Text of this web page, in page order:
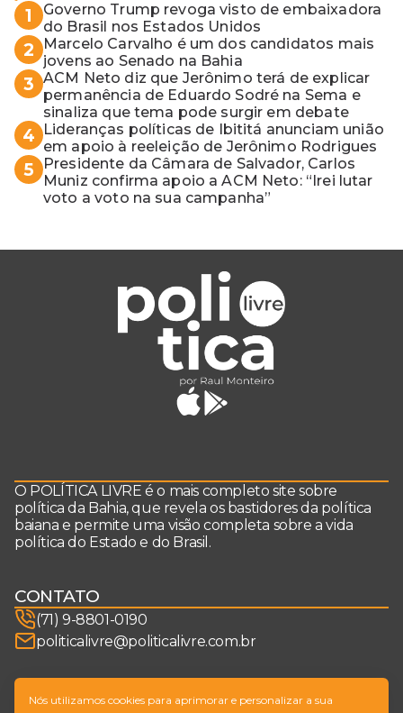
1
Governo Trump revoga visto de embaixadora
do Brasil nos Estados Unidos
2
Marcelo Carvalho é um dos candidatos mais
jovens ao Senado na Bahia
3 ACM Neto diz que Jerônimo terá de explicar
permanência de Eduardo Sodré na Sema e
sinaliza que tema pode surgir em debate
4
Lideranças políticas de Ibititá anunciam união
em apoio à reeleição de Jerônimo Rodrigues
5
Presidente da Câmara de Salvador, Carlos
Muniz confirma apoio a ACM Neto: “Irei lutar
voto a voto na sua campanha”
O POLÍTICA LIVRE é o mais completo site sobre
política da Bahia, que revela os bastidores da política
baiana e permite uma visão completa sobre a vida
política do Estado e do Brasil.
CONTATO
(71) 9-8801-0190
politicalivre@politicalivre.com.br
SIGA-NOS
Nós utilizamos cookies para aprimorar e personalizar a sua